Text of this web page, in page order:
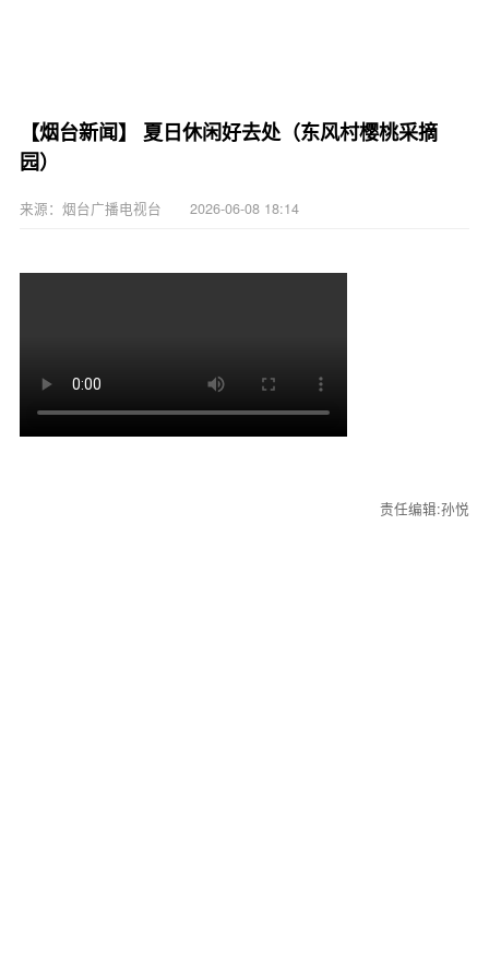
【烟台新闻】 夏日休闲好去处（东风村樱桃采摘
园）
来源：烟台广播电视台 2026-06-08 18:14
责任编辑:孙悦